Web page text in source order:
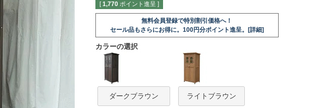
[ 1,770 ポイント進呈 ]
無料会員登録で特別割引価格へ！
セール品もさらにお得に。100円分ポイント進呈。[詳細]
カラーの選択
ダークブラウン ライトブラウン